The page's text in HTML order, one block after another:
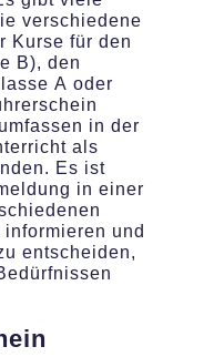
verschiedene
Kurse für den
B), den
A oder
in der
als
Es ist
in einer
informieren und
entscheiden,